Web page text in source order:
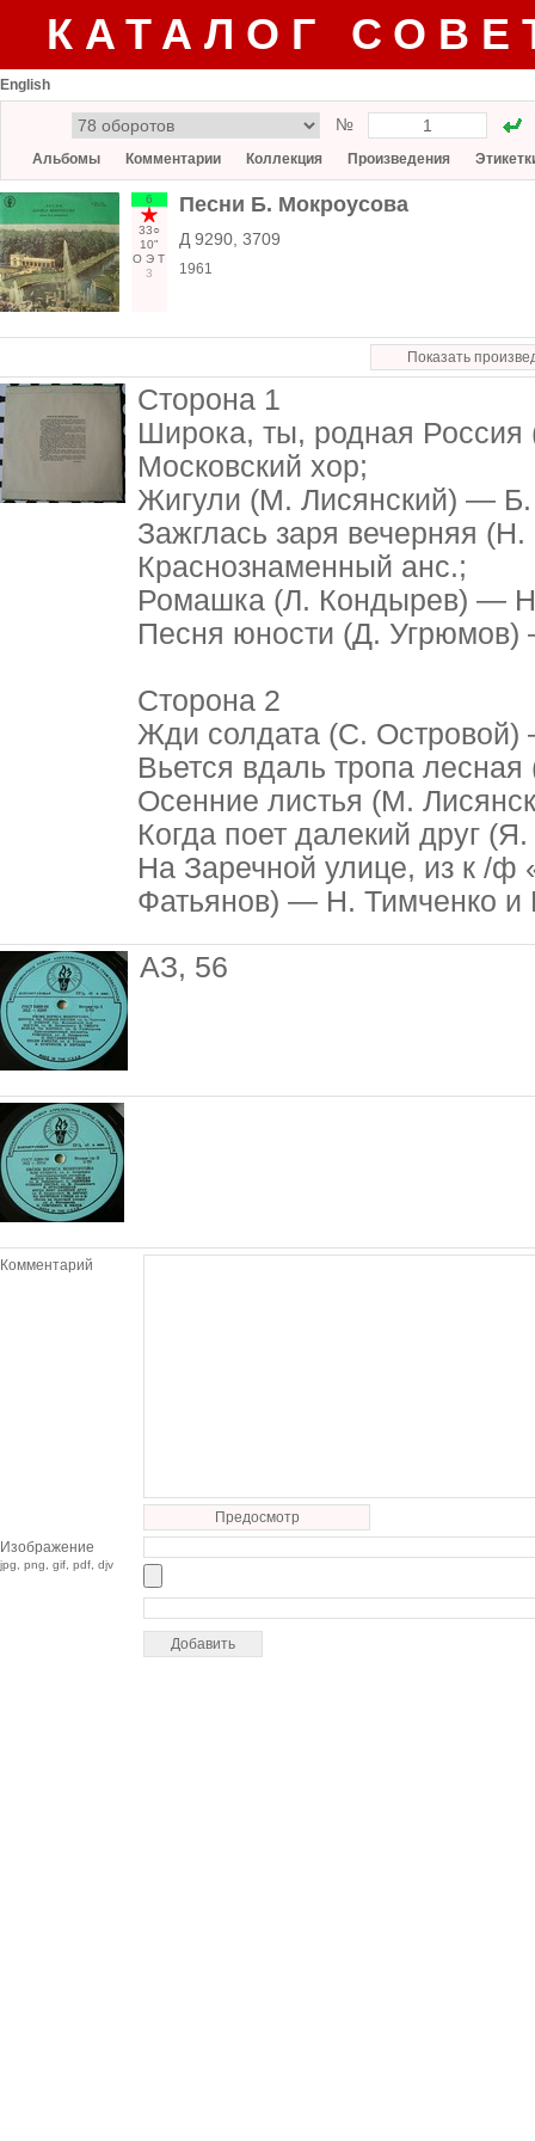
КАТАЛОГ
English
№
Альбомы Комментарии Коллекция Произведения
6
33○
10"
О Э Т
3
Песни Б. Мокроусова
Д 9290, 3709
1961
Показать
Сторона 1
Широка, ты, родная
Московский хор;
Жигули (М. Лисянский) —
Зажглась заря вечерняя
Краснознаменный анс.;
Ромашка (Л. Кондырев) —
Песня юности (Д.
Сторона 2
Жди солдата (С.
Вьется вдаль тропа
Осенние листья (М.
Когда поет далекий друг
На Заречной улице, из к /ф
Фатьянов) — Н. Тимченко и
АЗ, 56
Комментарий
Предосмотр
Изображение
jpg, png, gif, pdf, djv